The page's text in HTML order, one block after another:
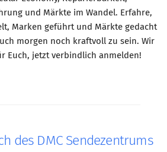
und Märkte im Wandel. Erfahre,
Marken geführt und Märkte gedacht
morgen noch kraftvoll zu sein. Wir
Euch, jetzt verbindlich anmelden!
des DMC Sendezentrums